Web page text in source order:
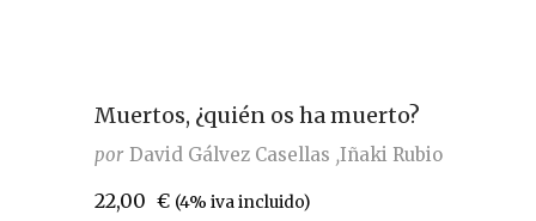
Muertos, ¿quién os ha muerto?
por David Gálvez Casellas Iñaki Rubio
22,00 € (4% iva incluido)